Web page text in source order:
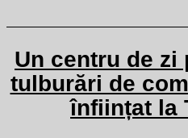
Un centru de
tulburări de
înființat la